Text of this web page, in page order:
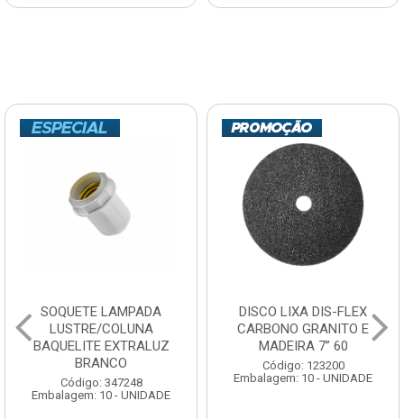
SOQUETE LAMPADA
LUSTRE/COLUNA
BAQUELITE EXTRALUZ
BRANCO
Código: 347248
Embalagem: 10 - UNIDADE
DISCO LIXA DIS-FLEX
CARBONO GRANITO E
MADEIRA 7” 60
Código: 123200
Embalagem: 10 - UNIDADE